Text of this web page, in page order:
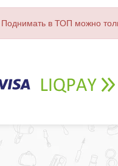
Поднимать в ТОП можно